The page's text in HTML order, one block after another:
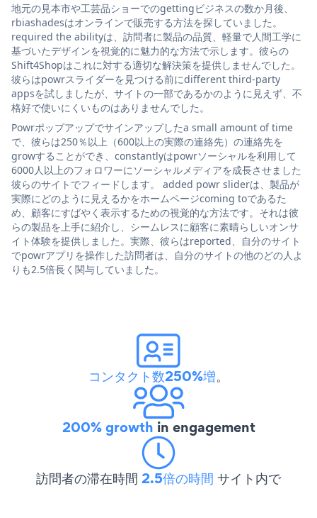
地元の見本市や工芸品ショーでのgettingビジネスの数か月後、
rbiashadesはオンラインで販売する方法を探していました。
required the abilityは、訪問者に製品の品質、軽量で人間工学に
基づいたデザインを視覚的に魅力的な方法で示します。彼らの
Shift4Shopはこれに対する適切な解決策を提供しませんでした。
彼らはpowrスライダーを見つける前にdifferent third-party
appsを試しましたが、サイトの一部であるかのように見えず、不
格好で使いにくいものはありませんでした。
Powrポップアップでサインアップしたa small amount of time
で、彼らは250％以上（600以上の実際の連絡先）の連絡先を
growすることができ、constantlyはpowrソーシャルを利用して
6000人以上のフォロワーにソーシャルメディアを成長させました
彼らのサイトでフィードします。 added powr sliderは、製品が
実際にどのように見えるかをホームページcoming toであるた
め、顧客にすばやく表示するための視覚的な方法です。それは彼
らの製品を上手に紹介し、シームレスに顧客に素晴らしいオンサ
イト体験を提供しました。実際、彼らはreported、自分のサイト
でpowrアプリを操作した訪問者は、自分のサイトの他のどの人よ
りも2.5倍長く関与していました。
コンタクト数250%増。
200% growth in engagement
訪問者の滞在時間 2.5倍の時間 サイト内で